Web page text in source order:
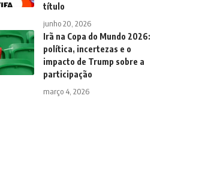
título
junho 20, 2026
Irã na Copa do Mundo 2026:
política, incertezas e o
impacto de Trump sobre a
participação
março 4, 2026